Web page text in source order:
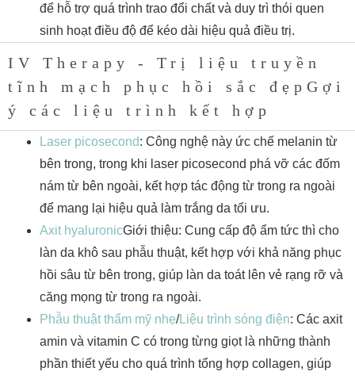
để hỗ trợ quá trình trao đổi chất và duy trì thói quen
sinh hoạt điều độ để kéo dài hiệu quả điều trị.
IV Therapy - Trị liệu truyền
tĩnh mạch phục hồi sắc đẹpGợi
ý các liệu trình kết hợp
Laser picosecond: Công nghệ này ức chế melanin từ
bên trong, trong khi laser picosecond phá vỡ các đốm
nám từ bên ngoài, kết hợp tác động từ trong ra ngoài
để mang lại hiệu quả làm trắng da tối ưu.
Axit hyaluronicGiới thiệu: Cung cấp độ ẩm tức thì cho
làn da khô sau phẫu thuật, kết hợp với khả năng phục
hồi sâu từ bên trong, giúp làn da toát lên vẻ rạng rỡ và
căng mọng từ trong ra ngoài.
Phẫu thuật thẩm mỹ nhẹ/Liệu trình sóng điện: Các axit
amin và vitamin C có trong từng giọt là những thành
phần thiết yếu cho quá trình tổng hợp collagen, giúp